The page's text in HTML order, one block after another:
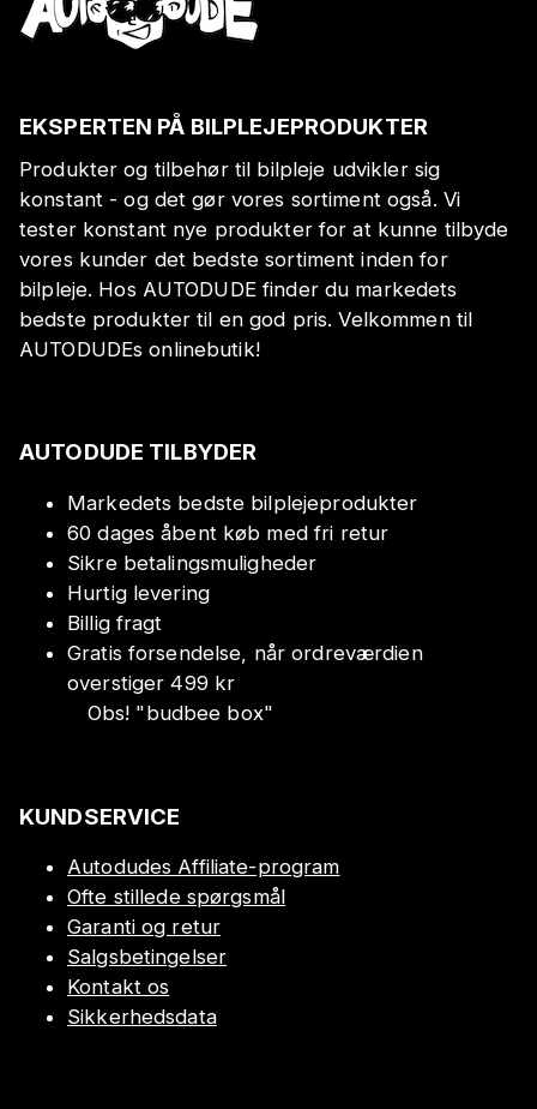
EKSPERTEN PÅ BILPLEJEPRODUKTER
Produkter og tilbehør til bilpleje udvikler sig
konstant - og det gør vores sortiment også. Vi
tester konstant nye produkter for at kunne tilbyde
vores kunder det bedste sortiment inden for
bilpleje. Hos AUTODUDE finder du markedets
bedste produkter til en god pris. Velkommen til
AUTODUDEs onlinebutik!
AUTODUDE TILBYDER
Markedets bedste bilplejeprodukter
60 dages åbent køb med fri retur
Sikre betalingsmuligheder
Hurtig levering
Billig fragt
Gratis forsendelse, når ordreværdien
overstiger 499 kr
Obs! "budbee box"
KUNDSERVICE
Autodudes Affiliate-program
Ofte stillede spørgsmål
Garanti og retur
Salgsbetingelser
Kontakt os
Sikkerhedsdata